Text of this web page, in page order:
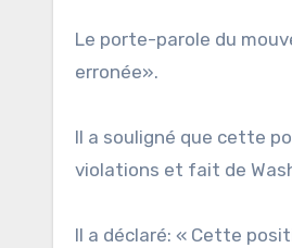
Le porte-parole du
erronée».
Il a souligné que cette
violations et fait de
Il a déclaré: « Cette